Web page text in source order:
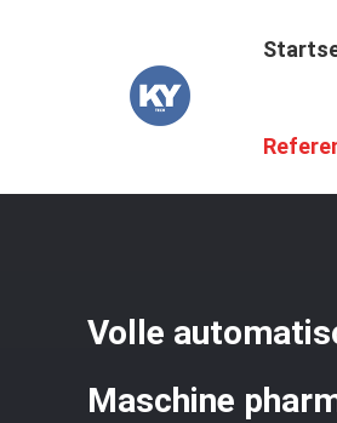
Startseite
Volle
Maschine